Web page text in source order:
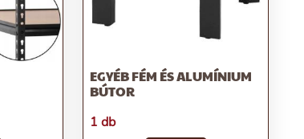
EGYÉB FÉM ÉS ALUMÍNIUM
BÚTOR
1 db